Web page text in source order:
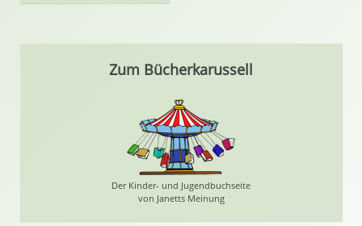
Zum Bücherkarussell
Der Kinder- und Jugendbuchseite
von Janetts Meinung